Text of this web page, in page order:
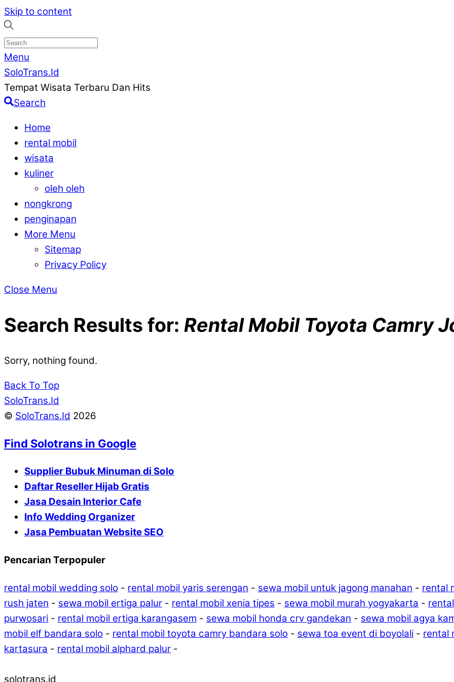
Skip to content
Menu
SoloTrans.Id
Tempat Wisata Terbaru Dan Hits
Search
Home
rental mobil
wisata
kuliner
oleh oleh
nongkrong
penginapan
More Menu
Sitemap
Privacy Policy
Close Menu
Search Results for: Rental Mobil Toyota Camry
Sorry, nothing found.
Back To Top
SoloTrans.Id
© SoloTrans.Id 2026
Find Solotrans in Google
Supplier Bubuk Minuman di Solo
Daftar Reseller Hijab Gratis
Jasa Desain Interior Cafe
Info Wedding Organizer
Jasa Pembuatan Website SEO
Pencarian Terpopuler
rental mobil wedding solo - rental mobil yaris serengan - sewa mobil untuk jagong manahan - rental
rush jaten - sewa mobil ertiga palur - rental mobil xenia tipes - sewa mobil murah yogyakarta -
purwosari - rental mobil ertiga karangasem - sewa mobil honda crv gandekan - sewa mobil agya
mobil elf bandara solo - rental mobil toyota camry bandara solo - sewa toa event di boyolali - rental
kartasura - rental mobil alphard palur -
solotrans.id